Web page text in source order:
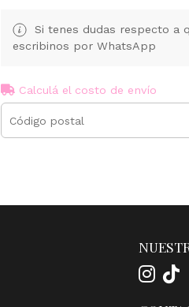
Si tenes dudas respecto a
escribinos por WhatsApp
Calculá el costo de envío